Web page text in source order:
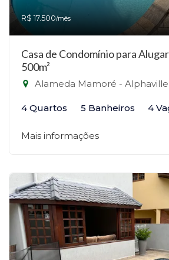
R$ 17.500/mês
Casa de Condomínio para
500m²
Alameda Mamoré -
4 Quartos 5 Banheiros 4
Mais informações